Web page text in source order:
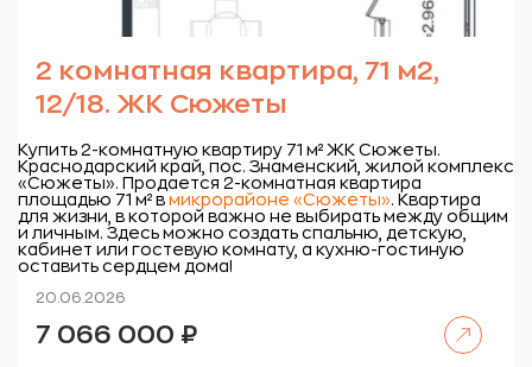
2 комнатная квартира, 71 м2,
12/18. ЖК Сюжеты
Купить 2-комнатную квартиру 71 м² ЖК Сюжеты.
Краснодарский край, пос. Знаменский, жилой комплекс
«Сюжеты». Продается 2-комнатная квартира
площадью 71 м² в микрорайоне «Сюжеты». Квартира
для жизни, в которой важно не выбирать между общим
и личным. Здесь можно создать спальню, детскую,
кабинет или гостевую комнату, а кухню-гостиную
оставить сердцем дома!
20.06.2026
7 066 000 ₽